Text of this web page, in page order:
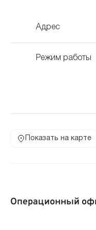
Адрес
Режим работы
Показать на карте
Операционный